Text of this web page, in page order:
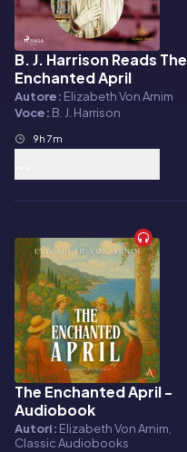
Audiolibro
B. J. Harrison Reads The
Enchanted April
Autore: Elizabeth Von Arnim
Voce: B. J. Harrison
9h 7m
Audiolibro
The Enchanted April -
Audiobook
Autori: Elizabeth Von Arnim,
Classic Audiobooks